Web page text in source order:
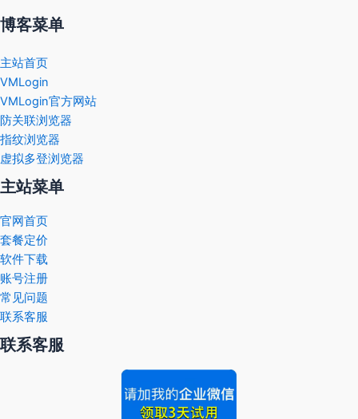
博客菜单
主站首页
VMLogin
VMLogin官方网站
防关联浏览器
指纹浏览器
虚拟多登浏览器
主站菜单
官网首页
套餐定价
软件下载
账号注册
常见问题
联系客服
联系客服